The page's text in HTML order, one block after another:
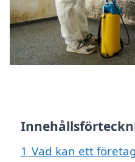
1 Vad kan ett